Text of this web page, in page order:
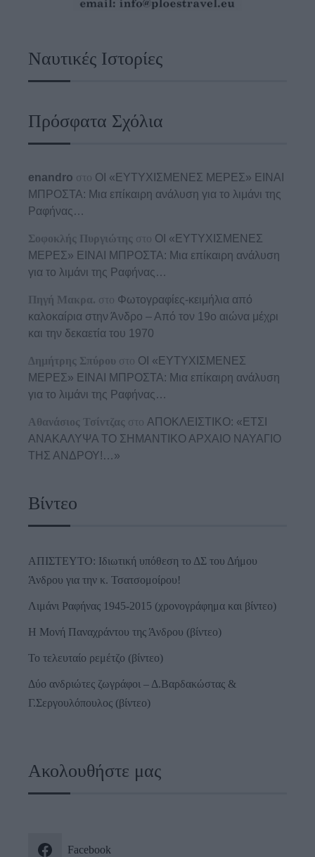
Ναυτικές Ιστορίες
Πρόσφατα Σχόλια
enandro στο ΟΙ «ΕΥΤΥΧΙΣΜΕΝΕΣ ΜΕΡΕΣ» ΕΙΝΑΙ
ΜΠΡΟΣΤΑ: Μια επίκαιρη ανάλυση για το λιμάνι της
Ραφήνας…
Σοφοκλής Πυργιώτης στο ΟΙ «ΕΥΤΥΧΙΣΜΕΝΕΣ
ΜΕΡΕΣ» ΕΙΝΑΙ ΜΠΡΟΣΤΑ: Μια επίκαιρη ανάλυση
για το λιμάνι της Ραφήνας…
Πηγή Μακρα. στο Φωτογραφίες-κειμήλια από
καλοκαίρια στην Άνδρο – Από τον 19ο αιώνα μέχρι
και την δεκαετία του 1970
Δημήτρης Σπύρου στο ΟΙ «ΕΥΤΥΧΙΣΜΕΝΕΣ
ΜΕΡΕΣ» ΕΙΝΑΙ ΜΠΡΟΣΤΑ: Μια επίκαιρη ανάλυση
για το λιμάνι της Ραφήνας…
Αθανάσιος Τσίντζας στο ΑΠΟΚΛΕΙΣΤΙΚΟ: «ΕΤΣΙ
ΑΝΑΚΑΛΥΨΑ ΤΟ ΣΗΜΑΝΤΙΚΟ ΑΡΧΑΙΟ ΝΑΥΑΓΙΟ
ΤΗΣ ΑΝΔΡΟΥ!…»
Βίντεο
ΑΠΙΣΤΕΥΤΟ: Ιδιωτική υπόθεση το ΔΣ του Δήμου
Άνδρου για την κ. Τσατσομοίρου!
Λιμάνι Ραφήνας 1945-2015 (χρονογράφημα και βίντεο)
Η Μονή Παναχράντου της Άνδρου (βίντεο)
Το τελευταίο ρεμέτζο (βίντεο)
Δύο ανδριώτες ζωγράφοι – Δ.Βαρδακώστας &
Γ.Σεργουλόπουλος (βίντεο)
Ακολουθήστε μας
Facebook